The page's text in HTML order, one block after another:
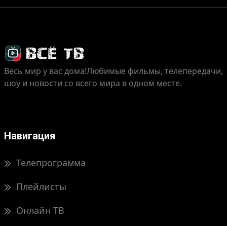
Весь мир у вас дома!Любимые фильмы, телепередачи,
шоу и новости со всего мира в одном месте.
Навигация
Телепрограмма
Плейлисты
Онлайн ТВ